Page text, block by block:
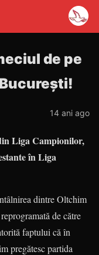
de pe
14 ani ago
Liga Campionilor,
în Liga
dintre Oltchim
de către
faptului că în
pregătesc partida